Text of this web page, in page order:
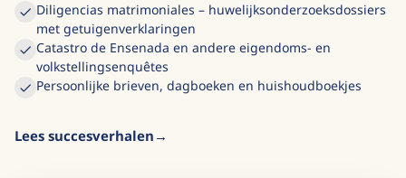
Diligencias matrimoniales – huwelijksonderzoeksdossiers
met getuigenverklaringen
Catastro de Ensenada en andere eigendoms- en
volkstellingsenquêtes
Persoonlijke brieven, dagboeken en huishoudboekjes
Lees succesverhalen